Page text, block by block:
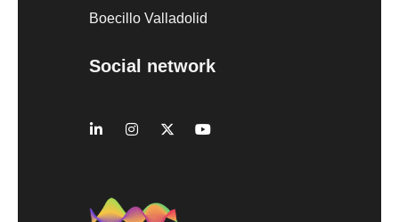
Boecillo Valladolid
Social network